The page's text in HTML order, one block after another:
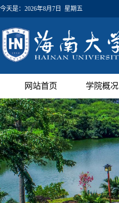
今天是： 2026年8月7日 星期五
网站首页 学院概况